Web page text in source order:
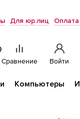
Для юр.лиц
Сравнение Войти
Компьютеры